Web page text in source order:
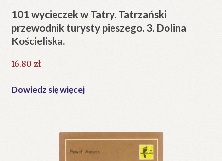
101 wycieczek w Tatry. Tatrzański
przewodnik turysty pieszego. 3. Dolina
Kościeliska.
16.80 zł
Dowiedz się więcej